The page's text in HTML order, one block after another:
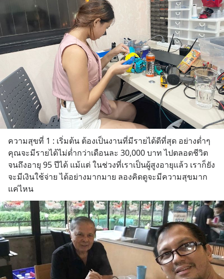
ความสุขที่ 1 : เริ่มต้น ต้องเป็นงานที่มีรายได้ดีที่สุด อย่างต่ำๆ
คุณจะมีรายได้ไม่ต่ำกว่าเดือนละ 30,000 บาท ไปตลอดชีวิต
จนถึงอายุ 95 ปีได้ แม้แต่ ในช่วงที่เราเป็นผู้สูงอายุแล้ว เราก็ยัง
จะมีเงินใช้จ่าย ได้อย่างมากมาย ลองคิดดูจะมีความสุขมาก
แค่ไหน